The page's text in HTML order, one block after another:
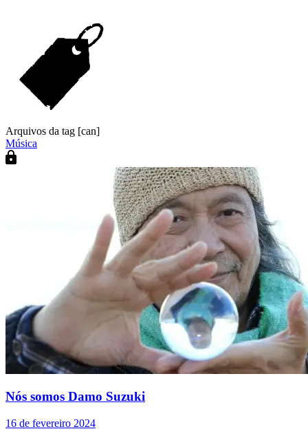
Arquivos da tag [can]
Música
Nós somos Damo Suzuki
16 de fevereiro 2024